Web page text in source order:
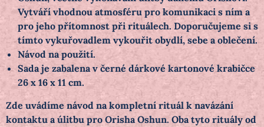
Vytváří vhodnou atmosféru pro komunikaci s ním a
pro jeho přítomnost při rituálech. Doporučujeme si s
tímto vykuřovadlem vykouřit obydlí, sebe a oblečení.
Návod na použití.
Sada je zabalena v černé dárkové kartonové krabičce
26 x 16 x 11 cm.
Zde uvádíme návod na kompletní rituál k navázání
kontaktu a úlitbu pro Orisha Oshun. Oba tyto rituály od